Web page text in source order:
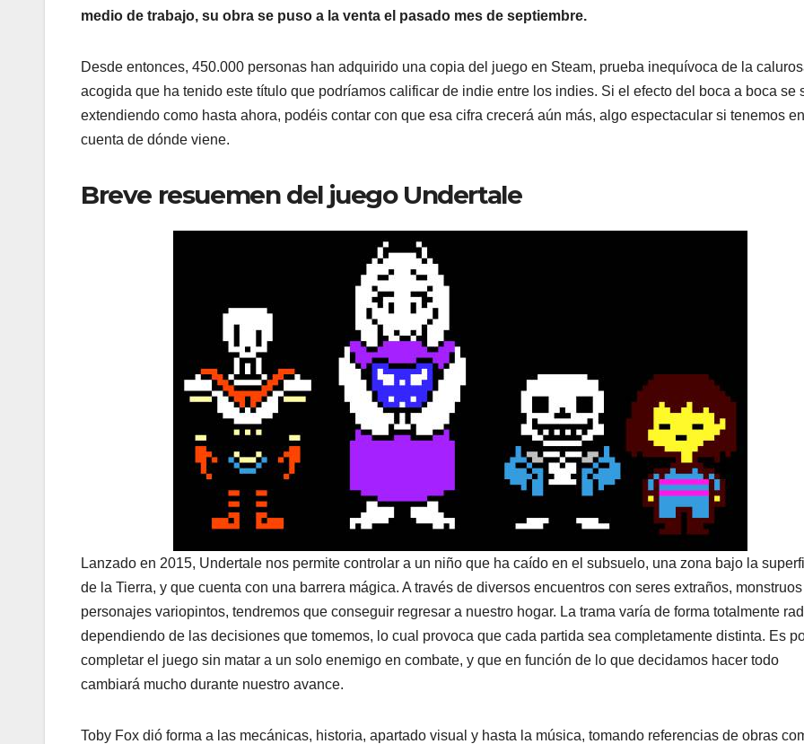
medio de trabajo, su obra se puso a la venta el pasado mes de septiembre.
Desde entonces, 450.000 personas han adquirido una copia del juego en Steam, prueba inequívoca de la
acogida que ha tenido este título que podríamos calificar de indie entre los indies. Si el efecto del boca a boca se
extendiendo como hasta ahora, podéis contar con que esa cifra crecerá aún más, algo espectacular si tenemos en
cuenta de dónde viene.
Breve resuemen del juego Undertale
Lanzado en 2015, Undertale nos permite controlar a un niño que ha caído en el subsuelo, una zona bajo la
de la Tierra, y que cuenta con una barrera mágica. A través de diversos encuentros con seres extraños,
personajes variopintos, tendremos que conseguir regresar a nuestro hogar. La trama varía de forma totalmente
dependiendo de las decisiones que tomemos, lo cual provoca que cada partida sea completamente distinta. Es
completar el juego sin matar a un solo enemigo en combate, y que en función de lo que decidamos hacer todo
cambiará mucho durante nuestro avance.
Toby Fox dió forma a las mecánicas, historia, apartado visual y hasta la música, tomando referencias de obras